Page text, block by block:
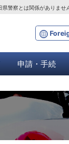
警察とは関係がありませ
申請・手続